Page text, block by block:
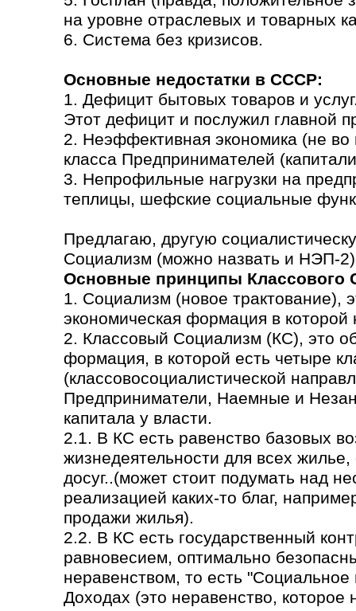
на уровне отраслевых и товарных
6. Система без кризисов.
Основные недостатки в СССР:
1. Дефицит бытовых товаров и
Этот дефицит и послужил главной
2. Неэффективная экономика (не во
класса Предпринимателей
3. Непрофильные нагрузки на
теплицы, шефские социальные
Предлагаю, другую
Социализм (можно назвать и НЭП-
Основные принципы Классового
1. Социализм (новое трактование),
экономическая формация в которой
2. Классовый Социализм (КС), это
формация, в которой есть четыре
(классовосоциалистической
Предприниматели, Наемные и
капитала у власти.
2.1. В КС есть равенство базовых
жизнедеятельности для всех
досуг..(может стоит подумать над
реализацией каких-то благ,
продажи жилья).
2.2. В КС есть государственный
равновесием, оптимально
неравенством, то есть
Доходах (это неравенство,